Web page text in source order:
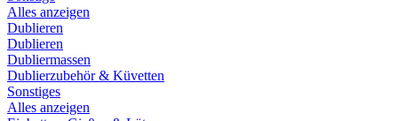
Alles anzeigen
Dublieren
Dublieren
Dubliermassen
Dublierzubehör & Küvetten
Sonstiges
Alles anzeigen